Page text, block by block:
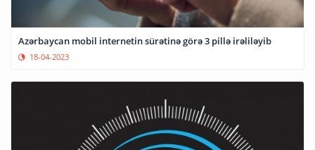
Azərbaycan mobil internetin sürətinə görə 3 pillə irəliləyib
18-04-2023